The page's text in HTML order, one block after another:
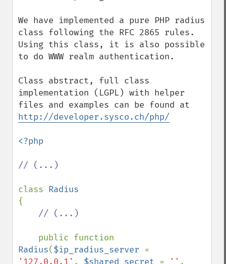
We have implemented a pure PHP radius
class following the RFC 2865 rules.
Using this class, it is also possible
to do WWW realm authentication.
Class abstract, full class
implementation (LGPL) with helper
http://developer.sysco.ch/php/
<?php
// (...)
class
{
// (...)
Radius($ip_radius_server
'127.0.0.1' , $shared_secret = ''